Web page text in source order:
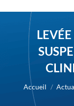
Vous êtes ici :
Accueil